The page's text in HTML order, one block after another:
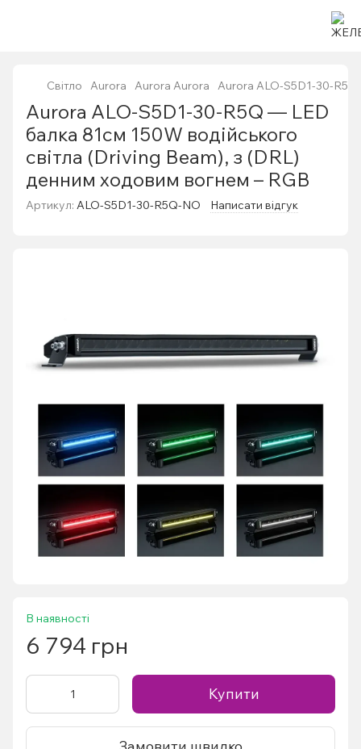
Світло Aurora Aurora Aurora Aurora ALO-S5D1-30-R5Q
Aurora ALO-S5D1-30-R5Q — LED
балка 81см 150W водійського
світла (Driving Beam), з (DRL)
денним ходовим вогнем – RGB
Артикул: ALO-S5D1-30-R5Q-NO Написати відгук
В наявності
6 794 грн
Купити